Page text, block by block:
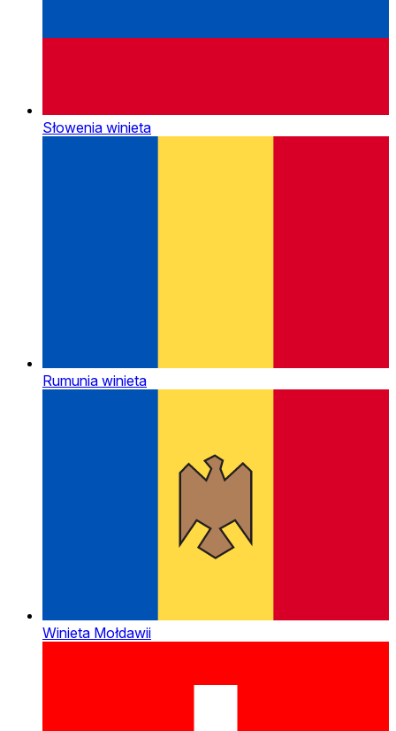
Słowenia winieta
Rumunia winieta
Winieta Mołdawii